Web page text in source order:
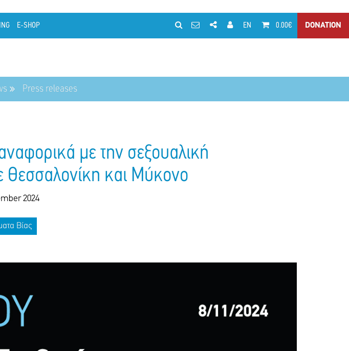
E-SHOP EN 0.00€ DONATION
Press releases
με την σεξουαλική
και Μύκονο
2024
Βίας